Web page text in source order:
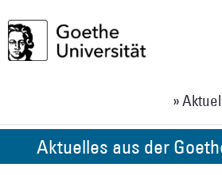
»
Aktuelles aus der